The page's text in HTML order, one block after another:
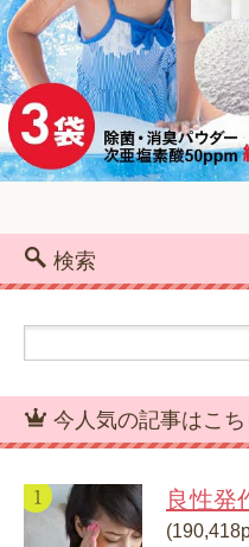
検索
今人気の記事はこち
良性発